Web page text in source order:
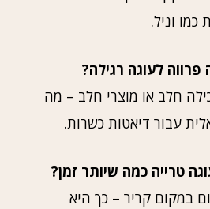
וניל.
לעוגה רגילה?
חלב או מוצרי חלב – מה
עבור דיאטות כשרות.
טרייה כמה שיותר זמן?
במקום קריר – כך היא